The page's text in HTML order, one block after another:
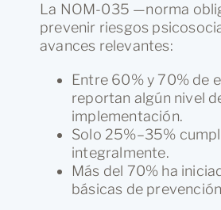
La NOM-035 —norma
prevenir riesgos
avances relevantes:
Entre 60% y 70% de
reportan algún nivel
implementación.
Solo 25%–35%
integralmente.
Más del 70% ha
básicas de